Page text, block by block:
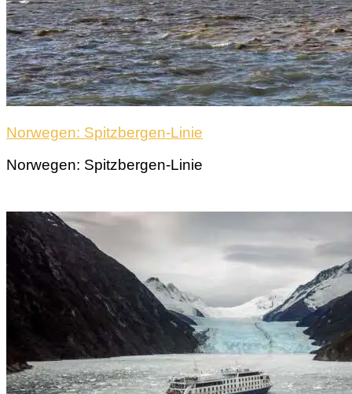
Norwegen: Spitzbergen-Linie
Norwegen: Spitzbergen-Linie